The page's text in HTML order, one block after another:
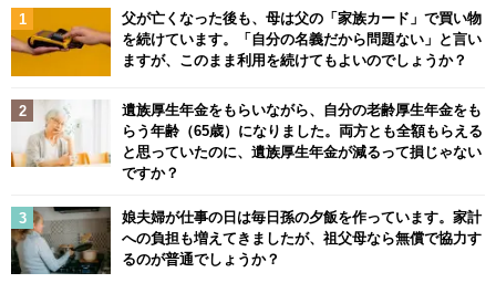
父が亡くなった後も、母は父の「家族カード」で買い物
を続けています。「自分の名義だから問題ない」と言い
ますが、このまま利用を続けてもよいのでしょうか？
遺族厚生年金をもらいながら、自分の老齢厚生年金をも
らう年齢（65歳）になりました。両方とも全額もらえる
と思っていたのに、遺族厚生年金が減るって損じゃない
ですか？
娘夫婦が仕事の日は毎日孫の夕飯を作っています。家計
への負担も増えてきましたが、祖父母なら無償で協力す
るのが普通でしょうか？